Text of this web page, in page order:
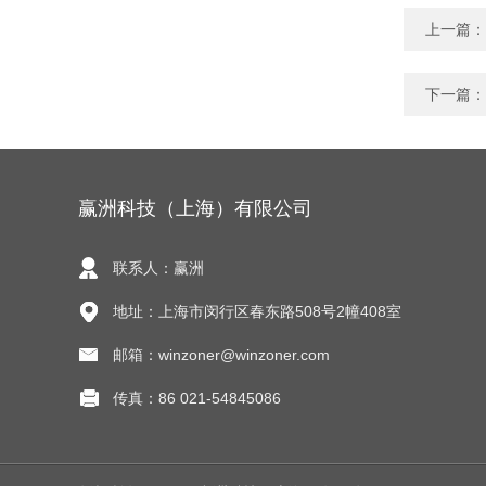
上一篇：
下一篇：
赢洲科技（上海）有限公司
联系人：赢洲
地址：上海市闵行区春东路508号2幢408室
邮箱：winzoner@winzoner.com
传真：86 021-54845086